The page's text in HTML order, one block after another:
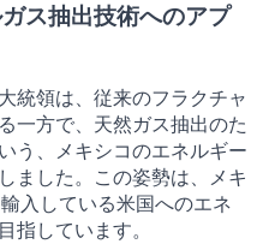
ス抽出技術へのアプ
統領は、従来のフラクチャ
一方で、天然ガス抽出のた
う、メキシコのエネルギー
ました。この姿勢は、メキ
入している米国へのエネ
指しています。